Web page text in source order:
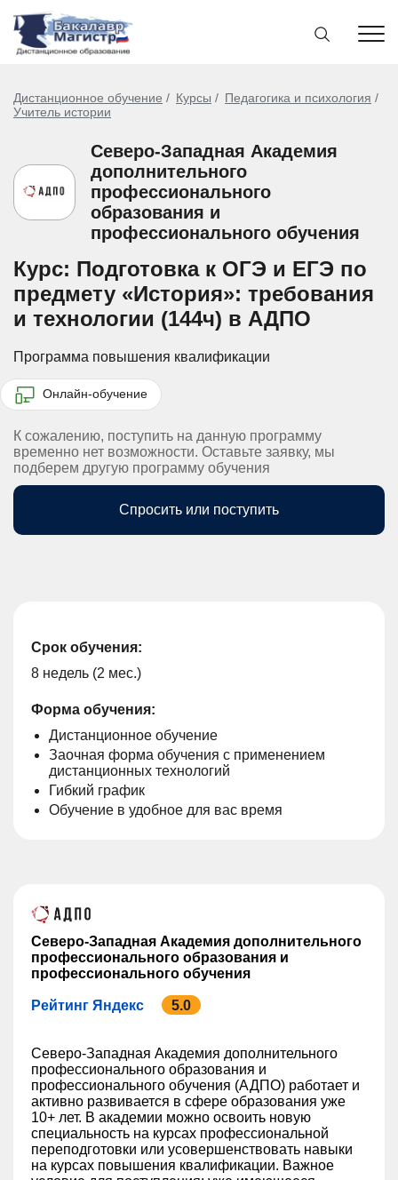
Дистанционное обучение Курсы
Педагогика и психология
Учитель истории
Северо-Западная Академия
дополнительного
профессионального
образования и
профессионального обучения
Курс: Подготовка к ОГЭ и ЕГЭ по
предмету «История»: требования
и технологии (144ч) в АДПО
Программа повышения квалификации
Онлайн-обучение
К сожалению, поступить на данную программу
временно нет возможности. Оставьте заявку, мы
подберем другую программу обучения
Спросить или поступить
Срок обучения:
8 недель (2 мес.)
Форма обучения:
Дистанционное обучение
Заочная форма обучения с применением
дистанционных технологий
Гибкий график
Обучение в удобное для вас время
Северо-Западная Академия дополнительного
профессионального образования и
профессионального обучения
Рейтинг Яндекс 5.0
Северо-Западная Академия дополнительного
профессионального образования и
профессионального обучения (АДПО) работает и
активно развивается в сфере образования уже
10+ лет. В академии можно освоить новую
специальность на курсах профессиональной
переподготовки или усовершенствовать навыки
на курсах повышения квалификации. Важное